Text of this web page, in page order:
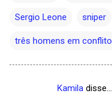
Sergio Leone sniper
três homens em conflito
Kamila disse…